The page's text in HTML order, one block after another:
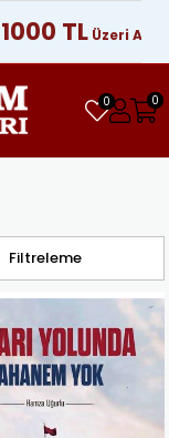
1000 TL Üzeri
0 0
Filtreleme